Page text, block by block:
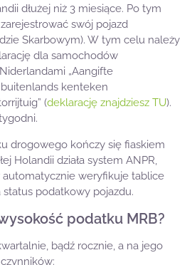
dłużej niż 3 miesiące. Po tym
swój pojazd
Skarbowym). W tym celu należy
dla samochodów
„Aangifte
kenteken
(deklarację znajdziesz TU).
drogowego kończy się fiaskiem
Holandii działa system ANPR,
weryfikuje tablice
podatkowy pojazdu.
podatku MRB?
bądź rocznie, a na jego